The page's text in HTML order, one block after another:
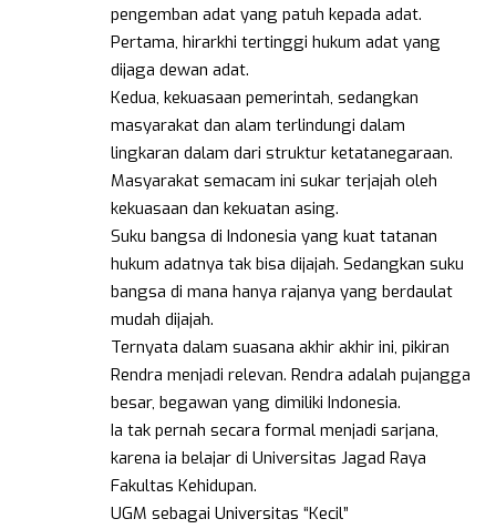
pengemban adat yang patuh kepada adat.
Pertama, hirarkhi tertinggi hukum adat yang
dijaga dewan adat.
Kedua, kekuasaan pemerintah, sedangkan
masyarakat dan alam terlindungi dalam
lingkaran dalam dari struktur ketatanegaraan.
Masyarakat semacam ini sukar terjajah oleh
kekuasaan dan kekuatan asing.
Suku bangsa di Indonesia yang kuat tatanan
hukum adatnya tak bisa dijajah. Sedangkan suku
bangsa di mana hanya rajanya yang berdaulat
mudah dijajah.
Ternyata dalam suasana akhir akhir ini, pikiran
Rendra menjadi relevan. Rendra adalah pujangga
besar, begawan yang dimiliki Indonesia.
Ia tak pernah secara formal menjadi sarjana,
karena ia belajar di Universitas Jagad Raya
Fakultas Kehidupan.
UGM sebagai Universitas “Kecil”